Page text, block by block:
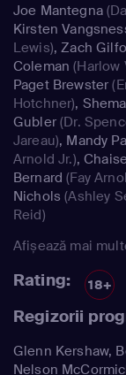
Joe Mantegna
Kirsten
Lewis),Zach
Coleman (Harlow
Paget Brewster
Hotchner),
Gubler(Dr.
Jareau), Mandy
Arnold Jr.),
Bernard (Fay
Nichols (Ashley
Reid)
Afișează mai
Rating: 18+
Regizorii
Glenn Kershaw,
Nelson